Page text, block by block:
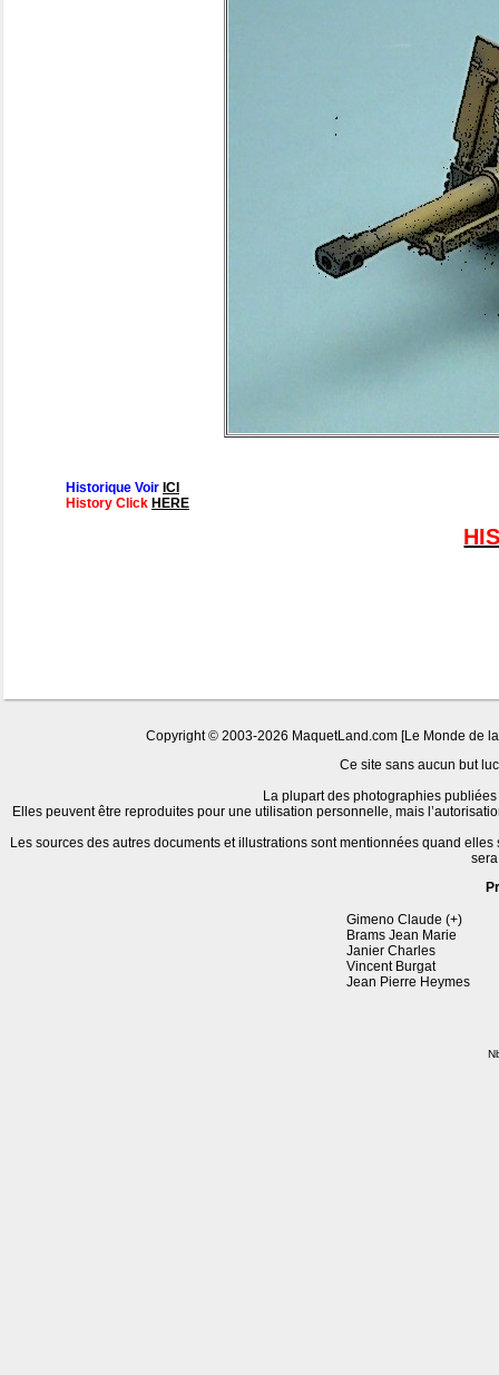
Historique Voir ICI
History Click HERE
Copyright © 2003-2026 MaquetLand.com [Le Monde de
Ce site sans aucun but
La plupart des photographies
Elles peuvent être reproduites pour une utilisation personnelle, mais
Les sources des autres documents et illustrations sont mentionnées quand
Gimeno Claude (+)
Brams Jean Marie
Janier Charles
Vincent Burgat
Jean Pierre Heymes